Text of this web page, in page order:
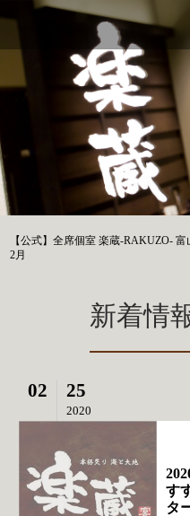
【公式】全席個室 楽蔵‐RAKUZO‐
2月
新着情
02 25
2020
す
タ